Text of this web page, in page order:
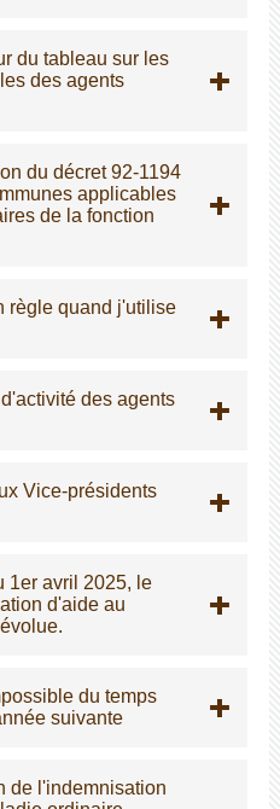
du tableau sur les
des agents
du décret 92-1194
applicables
de la fonction
règle quand j'utilise
des agents
Vice-présidents
1er avril 2025, le
d'aide au
du temps
suivante
de l'indemnisation